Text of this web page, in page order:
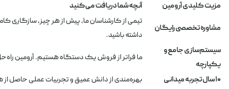
مزیت کلیدی آرومین آنچه شما دریافت می‌کنید
مشاوره تخصصی رایگان
تیمی از کارشناسان ما، پیش از هر چیز، سازگاری
داشته باشید.
سیستم‌سازی جامع و
یکپارچه
ما فراتر از فروش یک دستگاه هستیم. آرومین
۱۰ سال تجربه میدانی بهره‌مندی از دانش عمیق و تجربیات عملی حاصل